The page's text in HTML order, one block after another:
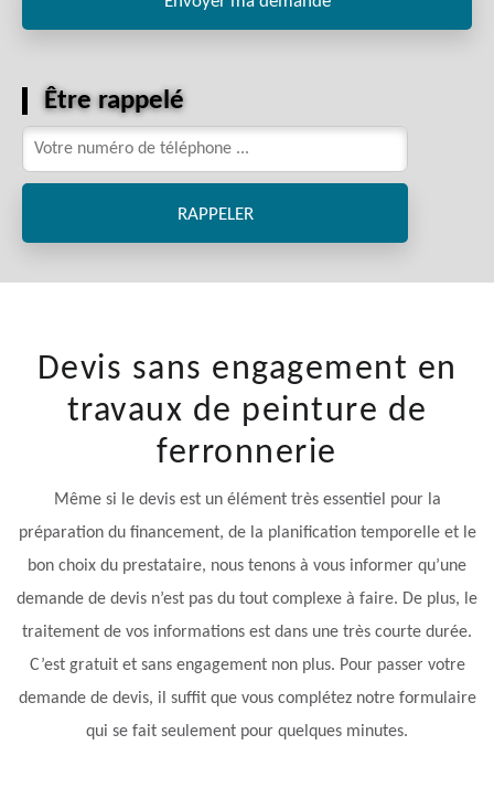
Être rappelé
Devis sans engagement en
travaux de peinture de
ferronnerie
Même si le devis est un élément très essentiel pour la
préparation du financement, de la planification temporelle et le
bon choix du prestataire, nous tenons à vous informer qu’une
demande de devis n’est pas du tout complexe à faire. De plus, le
traitement de vos informations est dans une très courte durée.
C’est gratuit et sans engagement non plus. Pour passer votre
demande de devis, il suffit que vous complétez notre formulaire
qui se fait seulement pour quelques minutes.